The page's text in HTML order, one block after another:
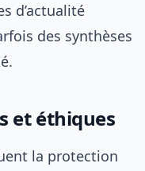
d’actualité
des synthèses
et éthiques
la protection